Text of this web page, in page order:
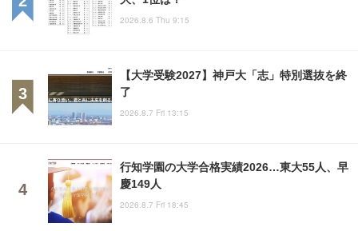
2026.8.6 Thu 9:15
【大学受験2027】神戸大「志」特別選抜を終
了
2026.8.7 Fri 13:15
行知学園の大学合格実績2026…東大55人、早
慶149人
2026.8.7 Fri 18:45